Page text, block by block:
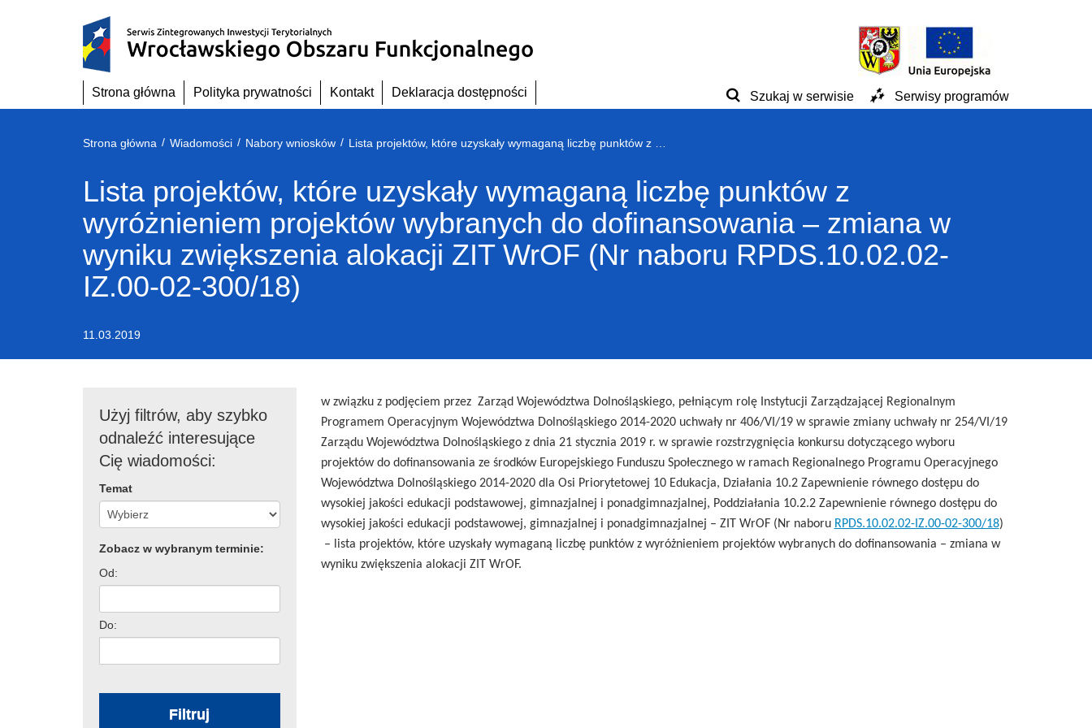
Strona główna Polityka prywatności Kontakt Deklaracja dostępności Szukaj w serwisie Serwisy programów
Strona główna / Wiadomości / Nabory wniosków /
Lista projektów, które uzyskały wymaganą liczbę punktów z
wyróżnieniem projektów wybranych do dofinansowania – zmiana w
wyniku zwiększenia alokacji ZIT WrOF (Nr naboru RPDS.10.02.02-
IZ.00-02-300/18)
11.03.2019
Użyj filtrów, aby szybko
odnaleźć interesujące
Cię wiadomości:
Temat
Zobacz w wybranym terminie:
Od:
Do:
Filtruj
w związku z podjęciem przez Zarząd Województwa Dolnośląskiego, pełniącym rolę Instytucji Zarządzającej Regionalnym
Programem Operacyjnym Województwa Dolnośląskiego 2014-2020 uchwały nr 406/VI/19 w sprawie zmiany uchwały nr 254/VI/19
Zarządu Województwa Dolnośląskiego z dnia 21 stycznia 2019r. w sprawie rozstrzygnięcia konkursu dotyczącego wyboru
projektów do dofinansowania ze środków Europejskiego Funduszu Społecznego w ramach Regionalnego Programu Operacyjnego
Województwa Dolnośląskiego 2014-2020 dla Osi Priorytetowej 10 Edukacja, Działania 10.2 Zapewnienie równego dostępu do
wysokiej jakości edukacji podstawowej, gimnazjalnej i ponadgimnazjalnej, Poddziałania 10.2.2 Zapewnienie równego dostępu do
wysokiej jakości edukacji podstawowej, gimnazjalnej i ponadgimnazjalnej – ZIT WrOF (Nr naboru RPDS.10.02.02-IZ.00-02-300/18)
– lista projektów, które uzyskały wymaganą liczbę punktów z wyróżnieniem projektów wybranych do dofinansowania – zmiana w
wyniku zwiększenia alokacji ZIT WrOF.